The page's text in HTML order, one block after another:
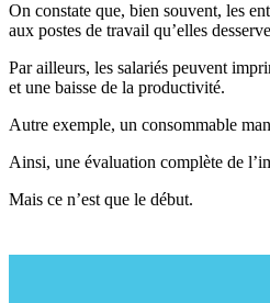
On constate que, bien souvent, les
aux postes de travail qu’elles
Par ailleurs, les salariés peuvent
et une baisse de la productivité.
Autre exemple, un consommable
Ainsi, une évaluation complète de
Mais ce n’est que le début.